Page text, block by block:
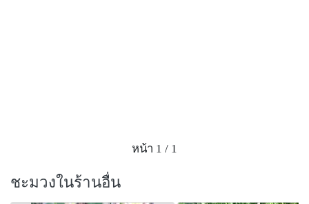
ยับยั้งเชื้อโปรโตซัวร์ ซึ่งเป็นโรคระบาดที่พบบ่อยในภาค
ใต้ โดยสารชะมวงโอนสามารถยับยั้งโปรโตซัวร์ได้ดี จึง
นำชะมวงโอนไปทดสอบกับเซลล์มะเร็งปอด และเซลล์
หน้า 1 / 1
ชะมวงในร้านอื่น